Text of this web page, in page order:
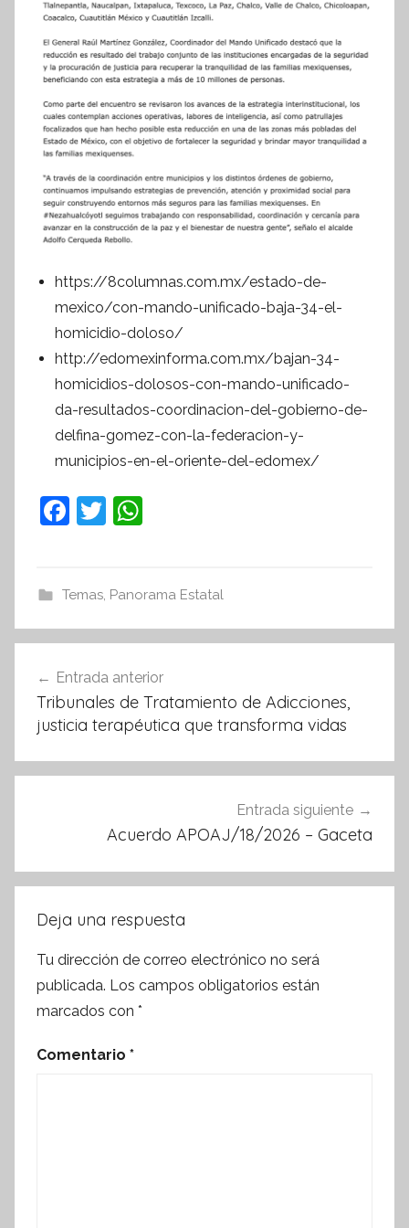
https://8columnas.com.mx/estado-de-
mexico/con-mando-unificado-baja-34-el-
homicidio-doloso/
http://edomexinforma.com.mx/bajan-34-
homicidios-dolosos-con-mando-unificado-
da-resultados-coordinacion-del-gobierno-de-
delfina-gomez-con-la-federacion-y-
municipios-en-el-oriente-del-edomex/
F
e
b
o
k
T
er s
A
p
Temas, Panorama Estatal
de
entradas
Entrada anterior
Tribunales de Tratamiento de Adicciones,
justicia terapéutica que transforma vidas
Entrada siguiente
Acuerdo APOAJ/18/2026 – Gaceta
Deja una respuesta
Tu dirección de correo electrónico no será
publicada. Los campos obligatorios están
marcados con *
Comentario *